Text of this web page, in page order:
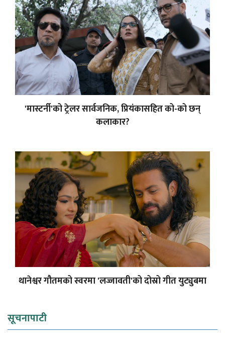
'मास्टर्नी'को ट्रेलर सार्वजनिक, प्रियंकासहित को-को छन्
कलाकार?
थानेश्वर गौतमको स्वरमा 'लज्जावती'को दोस्रो गीत युट्युबमा
सूचनापाटी